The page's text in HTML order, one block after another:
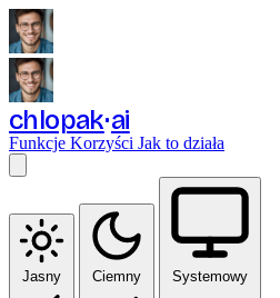
chlopak ai
Funkcje Korzyści Jak to działa
Jasny Ciemny Systemowy